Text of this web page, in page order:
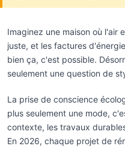
Imaginez une maison où l'air
juste, et les factures
bien ça, c'est possible.
seulement une question de
La prise de conscience
plus seulement une mode,
contexte, les travaux
En 2026, chaque projet de